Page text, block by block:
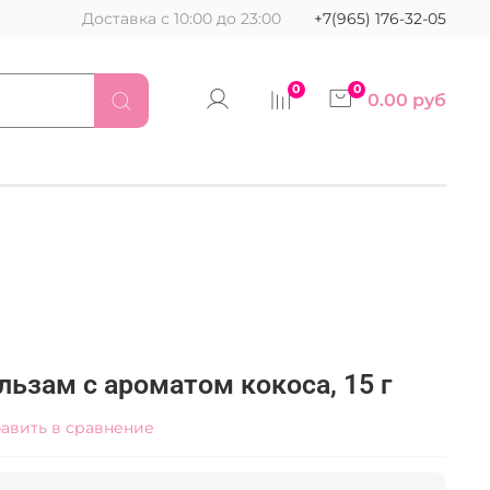
Доставка с 10:00 до 23:00 +7(965) 176-32-05
0 0 0.00 руб
с ароматом кокоса, 15 г
в сравнение